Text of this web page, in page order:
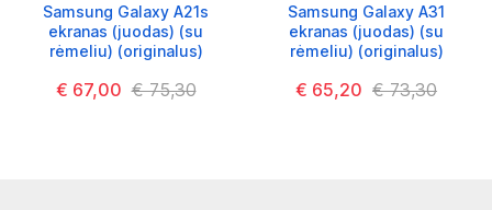
Samsung Galaxy A21s
ekranas (juodas) (su
rėmeliu) (originalus)
€ 67,00 € 75,30
Samsung Galaxy A31
ekranas (juodas) (su
rėmeliu) (originalus)
€ 65,20 € 73,30